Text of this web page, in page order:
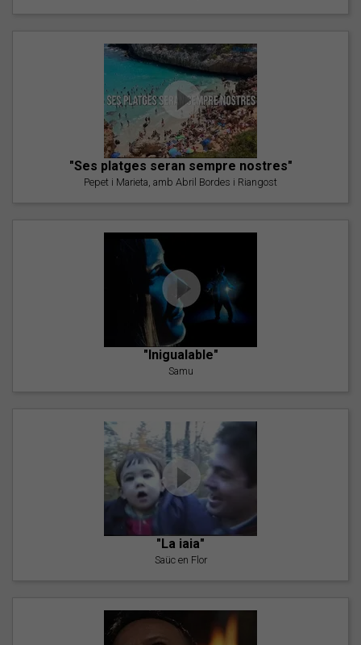
"Ses platges seran sempre nostres"
Pepet i Marieta, amb Abril Bordes i Riangost
"Inigualable"
Samu
"La iaia"
Saüc en Flor